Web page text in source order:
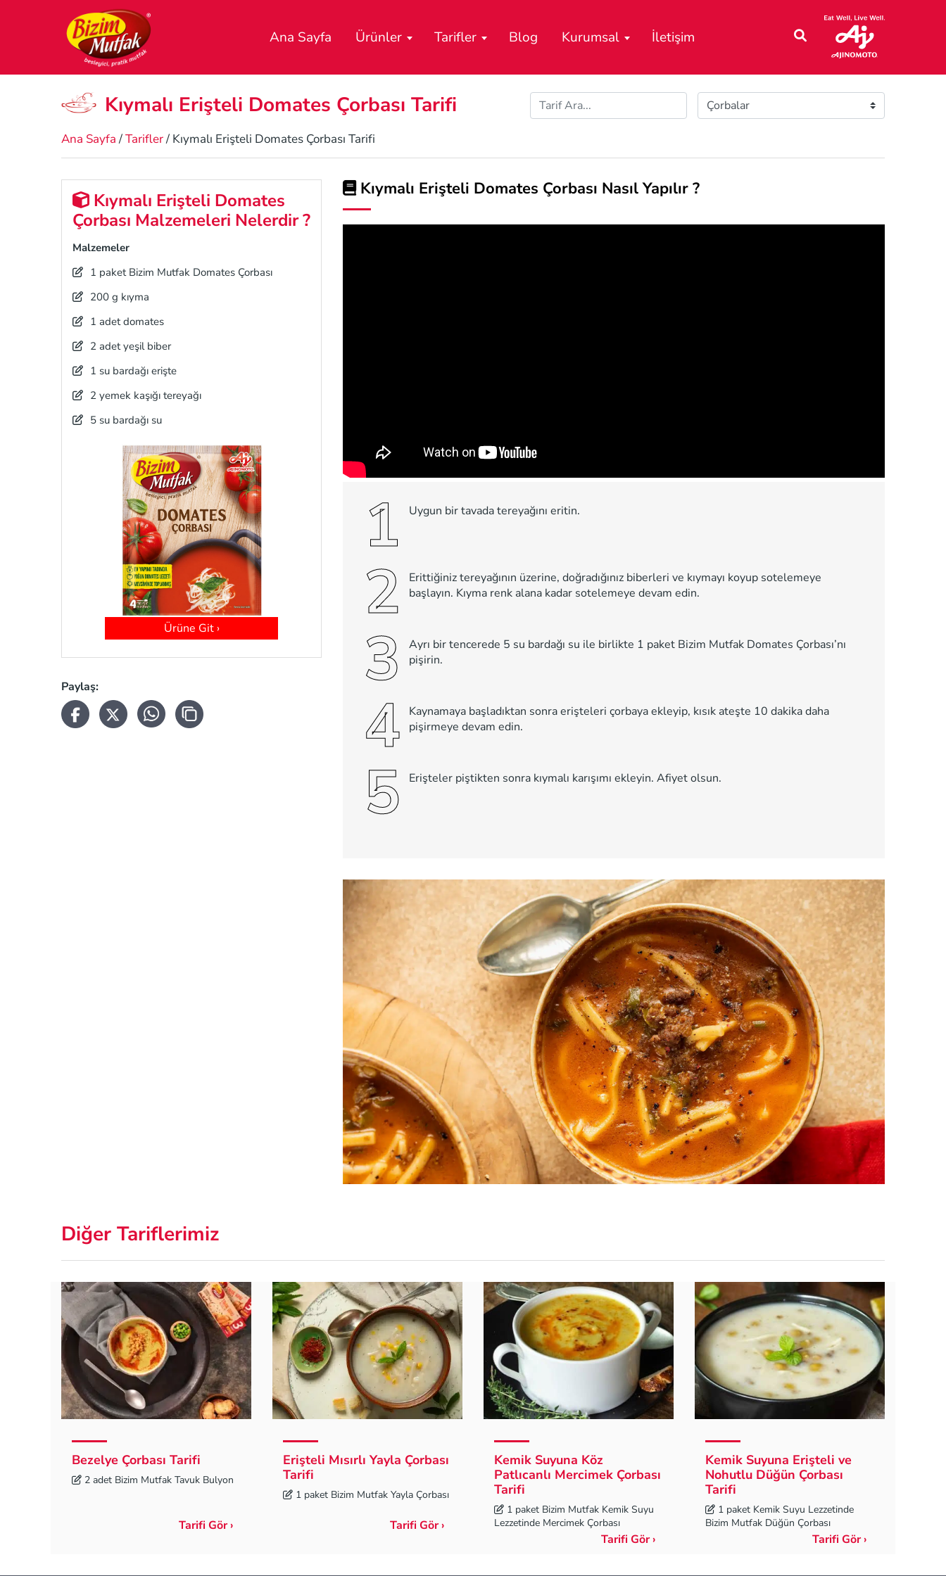
Ana Sayfa Ürünler Tarifler Blog Kurumsal İletişim
Kıymalı Erişteli Domates Çorbası Tarifi
Ana Sayfa /Tarifler/ Kıymalı Erişteli Domates Çorbası Tarifi
Kıymalı Erişteli Domates
Çorbası Malzemeleri Nelerdir ?
Malzemeler
1 paket Bizim Mutfak Domates Çorbası
200 g kıyma
1 adet domates
2 adet yeşil biber
1 su bardağı erişte
2 yemek kaşığı tereyağı
5 su bardağı su
Ürüne Git ›
Paylaş:
Kıymalı Erişteli Domates Çorbası Nasıl Yapılır ?
1 Uygun bir tavada tereyağını eritin.
2
Erittiğiniz tereyağının üzerine, doğradığınız biberleri ve kıymayı koyup sotelemeye
başlayın. Kıyma renk alana kadar sotelemeye devam edin.
3
Ayrı bir tencerede 5 su bardağı su ile birlikte 1 paket Bizim Mutfak Domates Çorbası’nı
pişirin.
4
Kaynamaya başladıktan sonra erişteleri çorbaya ekleyip, kısık ateşte 10 dakika daha
pişirmeye devam edin.
5 Erişteler piştikten sonra kıymalı karışımı ekleyin. Afiyet olsun.
Diğer Tariflerimiz
Bezelye Çorbası Tarifi
2 adet Bizim Mutfak Tavuk Bulyon
Tarifi Gör ›
Erişteli Mısırlı Yayla Çorbası
Tarifi
1 paket Bizim Mutfak Yayla Çorbası
Tarifi Gör ›
Kemik Suyuna Köz
Patlıcanlı Mercimek Çorbası
Tarifi
1 paket Bizim Mutfak Kemik Suyu
Lezzetinde Mercimek Çorbası
Tarifi Gör ›
Kemik Suyuna Erişteli ve
Nohutlu Düğün Çorbası
Tarifi
1 paket Kemik Suyu Lezzetinde
Bizim Mutfak Düğün Çorbası
Tarifi Gör ›